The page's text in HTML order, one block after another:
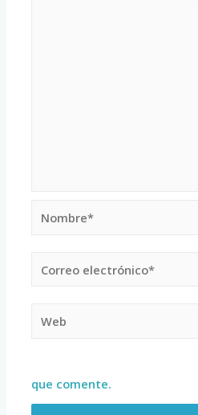
que comente.